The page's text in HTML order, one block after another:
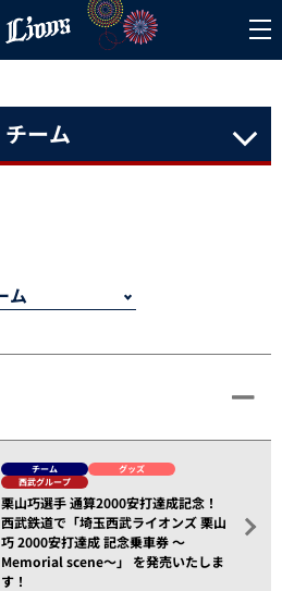
チーム
チーム
グッズ
西武グループ
栗山巧選手 通算2000安打達成記念！
西武鉄道で「埼玉西武ライオンズ 栗山
巧 2000安打達成 記念乗車券 ～
Memorial scene～」 を発売いたしま
す！